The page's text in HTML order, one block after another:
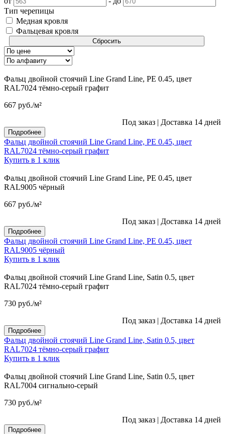
Тип черепицы
Медная кровля
Фальцевая кровля
Сбросить
Фальц двойной стоячий Line Grand Line, PE 0.45, цвет
RAL7024 тёмно-серый графит
667 руб./м²
Под заказ | Доставка 14 дней
Подробнее
Фальц двойной стоячий Line Grand Line, PE 0.45, цвет
RAL7024 тёмно-серый графит
Купить в 1 клик
Фальц двойной стоячий Line Grand Line, PE 0.45, цвет
RAL9005 чёрный
667 руб./м²
Под заказ | Доставка 14 дней
Подробнее
Фальц двойной стоячий Line Grand Line, PE 0.45, цвет
RAL9005 чёрный
Купить в 1 клик
Фальц двойной стоячий Line Grand Line, Satin 0.5, цвет
RAL7024 тёмно-серый графит
730 руб./м²
Под заказ | Доставка 14 дней
Подробнее
Фальц двойной стоячий Line Grand Line, Satin 0.5, цвет
RAL7024 тёмно-серый графит
Купить в 1 клик
Фальц двойной стоячий Line Grand Line, Satin 0.5, цвет
RAL7004 сигнально-серый
730 руб./м²
Под заказ | Доставка 14 дней
Подробнее